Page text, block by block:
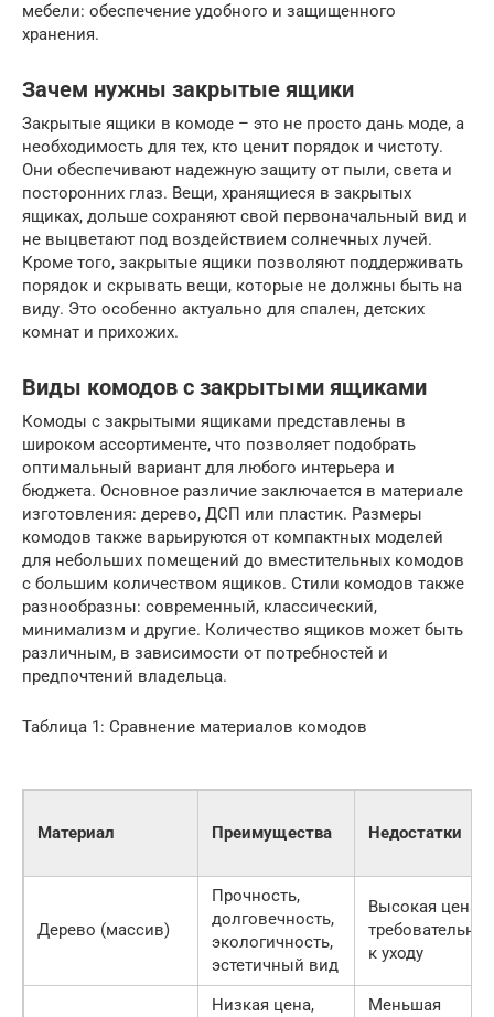
мебели: обеспечение удобного и защищенного
хранения.
Зачем нужны закрытые ящики
Закрытые ящики в комоде – это не просто дань моде, а
необходимость для тех, кто ценит порядок и чистоту.
Они обеспечивают надежную защиту от пыли, света и
посторонних глаз. Вещи, хранящиеся в закрытых
ящиках, дольше сохраняют свой первоначальный вид и
не выцветают под воздействием солнечных лучей.
Кроме того, закрытые ящики позволяют поддерживать
порядок и скрывать вещи, которые не должны быть на
виду. Это особенно актуально для спален, детских
комнат и прихожих.
Виды комодов с закрытыми ящиками
Комоды с закрытыми ящиками представлены в
широком ассортименте, что позволяет подобрать
оптимальный вариант для любого интерьера и
бюджета. Основное различие заключается в материале
изготовления: дерево, ДСП или пластик. Размеры
комодов также варьируются от компактных моделей
для небольших помещений до вместительных комодов
с большим количеством ящиков. Стили комодов также
разнообразны: современный, классический,
минимализм и другие. Количество ящиков может быть
различным, в зависимости от потребностей и
предпочтений владельца.
Таблица 1: Сравнение материалов комодов
Материал Преимущества Недостатки
Дерево (массив)
Прочность,
долговечность,
экологичность,
эстетичный вид
Высокая цена,
к уходу
Низкая цена,
Меньшая